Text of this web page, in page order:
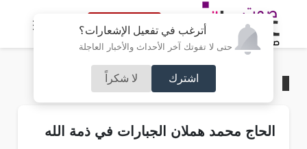
أترغب في تفعيل الإشعارات؟
حتى لا تفوتك آخر الأحداث والأخبار العاجلة
اشترك لا شكراً
النسخة الكاملة
وفيات
الحاج محمد هملان الجبارات في ذمة الله